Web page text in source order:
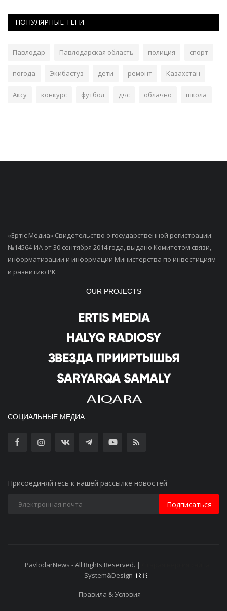
ПОПУЛЯРНЫЕ ТЕГИ
Павлодар Павлодарская область полиция спорт
погода Экибастуз дети ремонт Казахстан
Аксу конкурс футбол дчс облачно школа
«Ертiс Медиа» Свидетельство о государственной регистрации:
№14564-ИА от 30 сентября 2014 года, выдано Комитетом связи,
информатизации и информации Министерства по инвестициям
и развитию РК
OUR PROJECTS
СОЦИАЛЬНЫЕ МЕДИА
Присоединяйтесь к нашей рассылке новостей
Подписаться
PavlodarNews - All Rights Reserved. |
System&Design
Правила & Условия